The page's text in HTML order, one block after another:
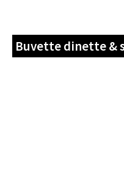
Buvette dinette &